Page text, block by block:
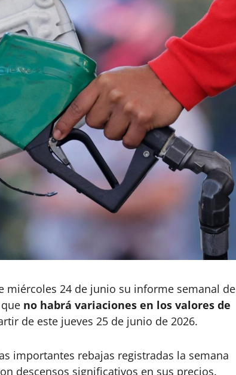
miércoles 24 de junio su informe semanal de
no habrá variaciones en los valores de
de este jueves 25 de junio de 2026.
importantes rebajas registradas la semana
descensos significativos en sus precios.